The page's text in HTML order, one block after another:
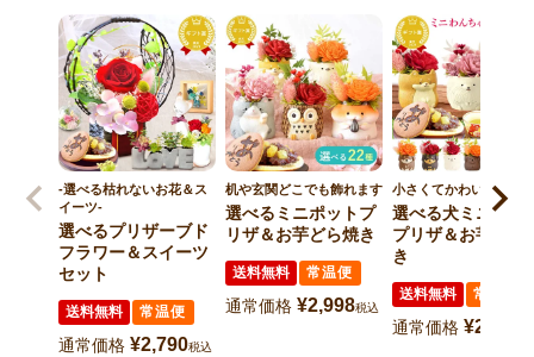
-選べる枯れないお花＆ス
イーツ-
選べるプリザーブド
フラワー＆スイーツ
セット
送料無料 常温便
通常価格 ¥2,790税込
机や玄関どこでも飾れます
選べるミニポットプ
リザ＆お芋どら焼き
送料無料 常温便
通常価格 ¥2,998税込
小さくてかわいい
選べる犬ミニポッ
プリザ＆お芋どら
き
送料無料 常温便
通常価格 ¥2,998